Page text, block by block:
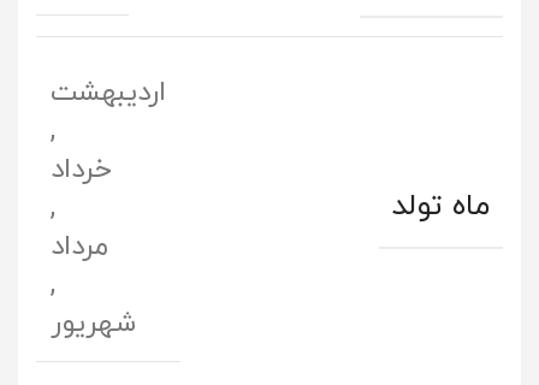
ماه تولد
اردیبهشت
,
خرداد
,
مرداد
,
شهریور